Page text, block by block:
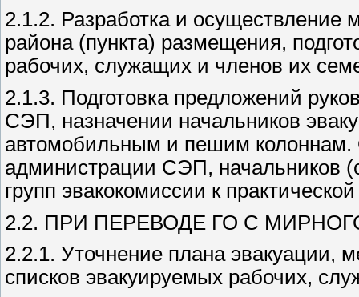
2.1.2. Разработка и осуществление
района (пункта) размещения,
рабочих, служащих и членов их
2.1.3. Подготовка предложений
СЭП, назначении начальников
автомобильным и пешим колоннам.
администрации СЭП, начальников
групп эвакокомиссии к
2.2. ПРИ ПЕРЕВОДЕ ГО С
2.2.1. Уточнение плана эвакуации,
списков эвакуируемых рабочих,